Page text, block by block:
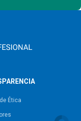
Ética